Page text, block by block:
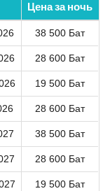
Цена за ночь
38 500 Бат
28 600 Бат
19 500 Бат
28 600 Бат
38 500 Бат
28 600 Бат
19 500 Бат